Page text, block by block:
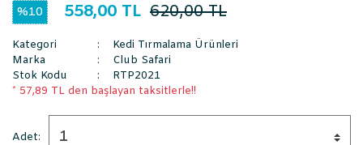
%10 558,00 TL 620,00 TL
Kategori
Kedi Tırmalama Ürünleri
Marka
Club Safari
Stok Kodu
RTP2021
* 57,89 TL den başlayan taksitlerle!!
Adet: